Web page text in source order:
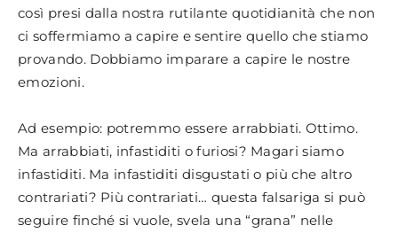
così presi dalla nostra rutilante quotidianità che non
ci soffermiamo a capire e sentire quello che stiamo
provando. Dobbiamo imparare a capire le nostre
emozioni.
Ad esempio: potremmo essere arrabbiati. Ottimo.
Ma arrabbiati, infastiditi o furiosi? Magari siamo
infastiditi. Ma infastiditi disgustati o più che altro
contrariati? Più contrariati… questa falsariga si può
seguire finché si vuole, svela una “grana” nelle